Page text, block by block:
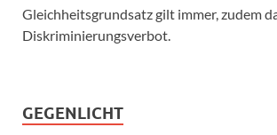
Gleichheitsgrundsatz gilt immer, zudem
Diskriminierungsverbot.
GEGENLICHT